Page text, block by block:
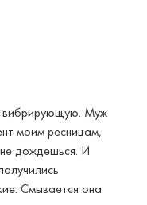
вибрирующую. Муж
моим ресницам,
дождешься. И
Смывается она